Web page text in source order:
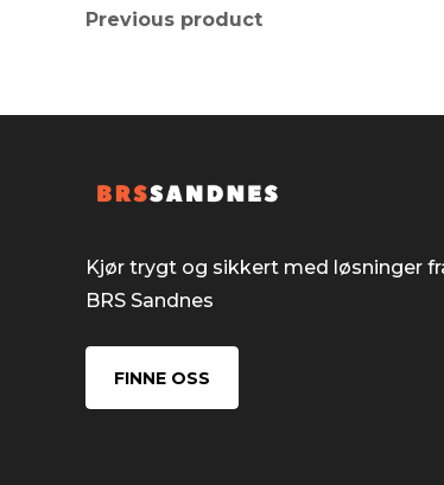
Previous product
Kjør trygt og sikkert med løsninger
BRS Sandnes
FINNE OSS